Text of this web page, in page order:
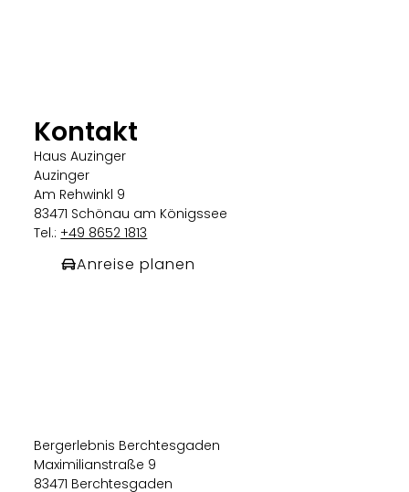
Kontakt
Haus Auzinger
Auzinger
Am Rehwinkl 9
83471 Schönau am Königssee
Tel.:+49 8652 1813
Anreise planen
Bergerlebnis Berchtesgaden
Maximilianstraße 9
83471 Berchtesgaden